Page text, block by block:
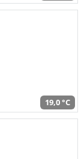
19,0 °C